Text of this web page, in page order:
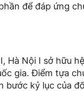
để đáp ứng
Hà Nội I sở hữu
gia. Điểm tựa
bước kỷ lục của